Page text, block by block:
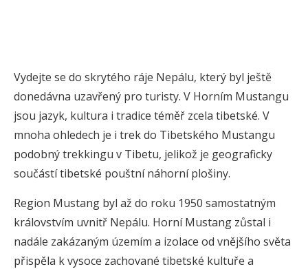
Vydejte se do skrytého ráje Nepálu, který byl ještě
donedávna uzavřený pro turisty. V Horním Mustangu
jsou jazyk, kultura i tradice téměř zcela tibetské. V
mnoha ohledech je i trek do Tibetského Mustangu
podobný trekkingu v Tibetu, jelikož je geograficky
součástí tibetské pouštní náhorní plošiny.
Region Mustang byl až do roku 1950 samostatným
královstvím uvnitř Nepálu. Horní Mustang zůstal i
nadále zakázaným územím a izolace od vnějšího světa
přispěla k vysoce zachované tibetské kultuře a